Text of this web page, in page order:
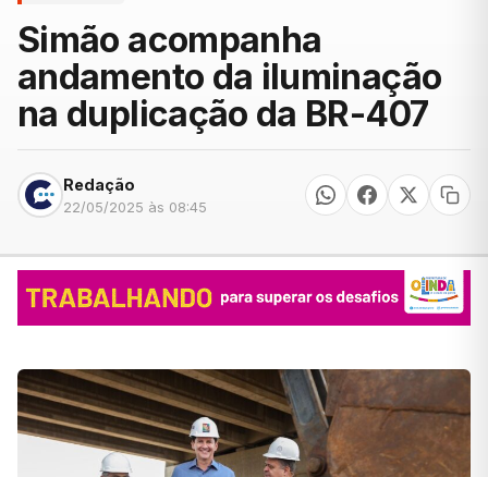
Simão acompanha
andamento da iluminação
na duplicação da BR-407
Redação
22/05/2025 às 08:45